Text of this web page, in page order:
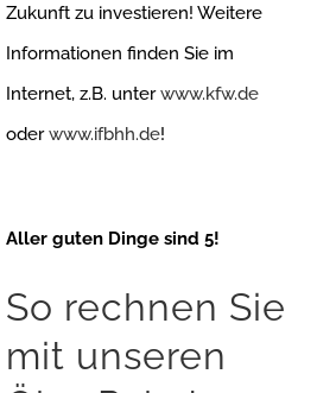
Zukunft zu investieren! Weitere
Informationen finden Sie im
Internet, z.B. unterwww.kfw.de
oderwww.ifbhh.de!
Aller guten Dinge sind 5!
So rechnen Sie
mit unseren